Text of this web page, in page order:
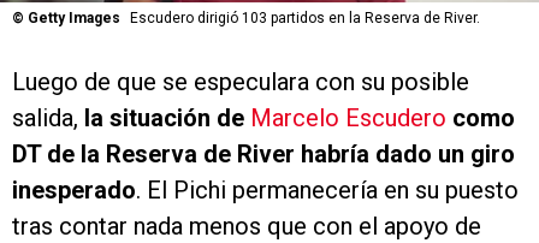
© Getty Images Escudero dirigió 103 partidos en la Reserva de River.
Luego de que se especulara con su posible
salida, la situación de Marcelo Escudero como
DT de la Reserva de River habría dado un giro
inesperado. El Pichi permanecería en su puesto
tras contar nada menos que con el apoyo de